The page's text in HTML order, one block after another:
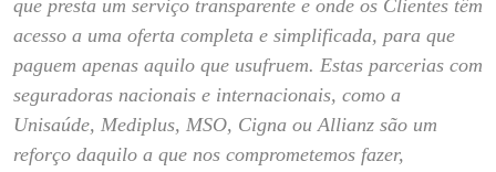
que presta um serviço transparente e onde os Clientes têm
acesso a uma oferta completa e simplificada, para que
paguem apenas aquilo que usufruem. Estas parcerias com
seguradoras nacionais e internacionais, como a
Unisaúde, Mediplus, MSO, Cigna ou Allianz são um
reforço daquilo a que nos comprometemos fazer,